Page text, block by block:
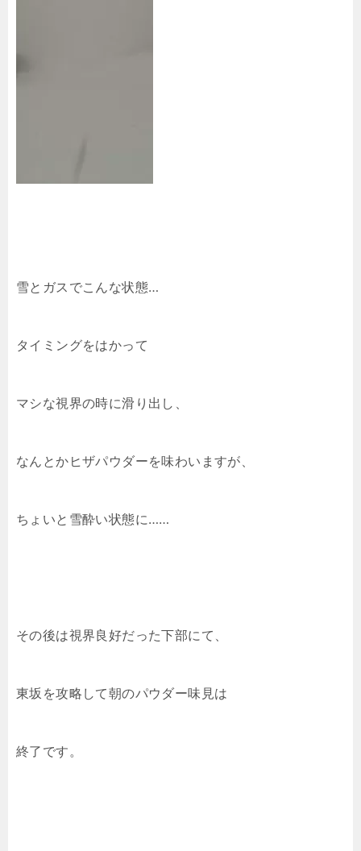
雪とガスでこんな状態…
タイミングをはかって
マシな視界の時に滑り出し、
なんとかヒザパウダーを味わいますが、
ちょいと雪酔い状態に……
その後は視界良好だった下部にて、
東坂を攻略して朝のパウダー味見は
終了です。